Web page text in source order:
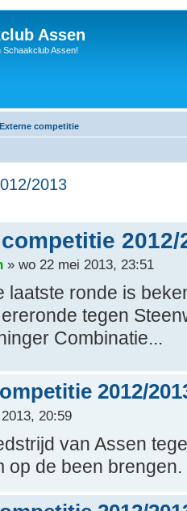
Assen
Schaakclub Assen!
Externe competitie
2013
2012/
» wo 22 mei 2013, 23:51
laatste ronde is
tegen
Combinatie...
2012/
20:59
van Assen
op de been brengen.